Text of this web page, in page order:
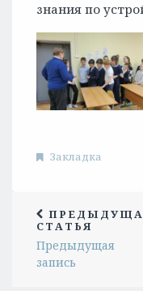
знания по
Закладка
СТАТЬЯ
Предыдущая
запись